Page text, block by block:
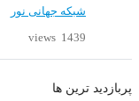
شبکه جهانی نور
1439 views
پربازدید ترین ها